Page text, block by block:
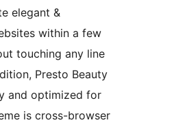
elegant &
within a few
touching any line
Presto Beauty
and optimized for
is cross-browser